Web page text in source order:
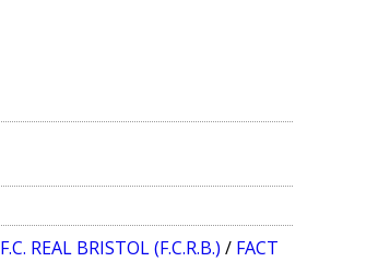
F.C. REAL BRISTOL (F.C.R.B.) / FACT